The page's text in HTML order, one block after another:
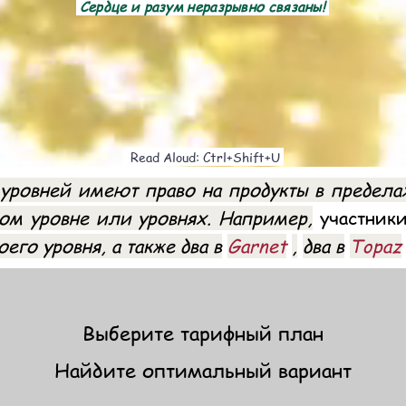
Сердце и разум неразрывно связаны!
Read Aloud: Ctrl+Shift+U
имеют право на продукты в
уровне или уровнях. Например,
уровня, а также два в Garnet , два в Topaz
Выберите тарифный план
Найдите оптимальный вариант